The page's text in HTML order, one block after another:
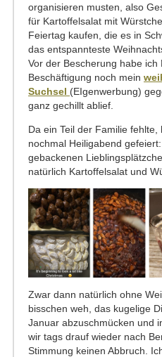
organisieren musten, also
für Kartoffelsalat mit
Feiertag kaufen, die es in
das entspannteste
Vor der Bescherung habe ich
Beschäftigung noch mein
Suchsel (EIgenwerbung)
ganz gechillt ablief.
Da ein Teil der Familie
nochmal Heiligabend
gebackenen
natürlich Kartoffelsalat und
Zwar dann natürlich ohne
bisschen weh, das kugelige
Januar abzuschmücken und
wir tags drauf wieder nach
Stimmung keinen Abbruch.